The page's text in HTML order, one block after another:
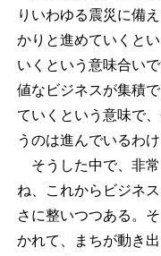
りいわゆる震災に備
かりと進めていくと
いくという意味合い
値なビジネスが集積
ていくという意味で
うのは進んでいるわ
そうした中で、非
ね、これからビジネ
さに整いつつある。
かれて、まちが動き